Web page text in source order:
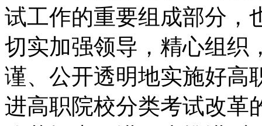
试工作的重要组成部分，
切实加强领导，精心组织
谨、公开透明地实施好高
进高职院校分类考试改革